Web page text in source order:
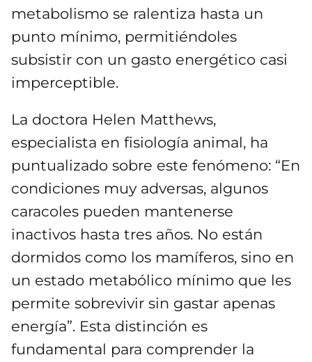
metabolismo se ralentiza hasta un
punto mínimo, permitiéndoles
subsistir con un gasto energético casi
imperceptible.
La doctora Helen Matthews,
especialista en fisiología animal, ha
puntualizado sobre este fenómeno: “En
condiciones muy adversas, algunos
caracoles pueden mantenerse
inactivos hasta tres años. No están
dormidos como los mamíferos, sino en
un estado metabólico mínimo que les
permite sobrevivir sin gastar apenas
energía”. Esta distinción es
fundamental para comprender la